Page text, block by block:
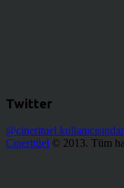
Twitter
@cinerituel
Cineritüel © 2013. Tüm